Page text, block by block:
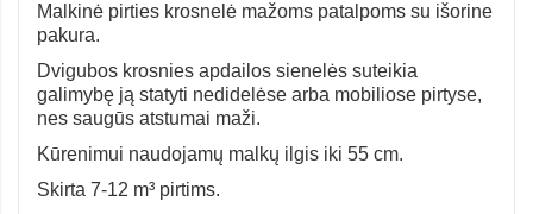
Malkinė pirties krosnelė mažoms patalpoms su išorine
pakura.
Dvigubos krosnies apdailos sienelės suteikia
galimybę ją statyti nedidelėse arba mobiliose pirtyse,
nes saugūs atstumai maži.
Kūrenimui naudojamų malkų ilgis iki 55 cm.
Skirta 7-12 m³ pirtims.